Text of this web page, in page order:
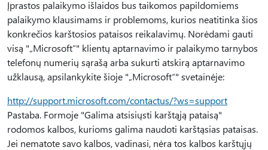
Įprastos palaikymo išlaidos bus taikomos papildomiems
palaikymo klausimams ir problemoms, kurios neatitinka šios
konkrečios karštosios pataisos reikalavimų. Norėdami gauti
visą "„Microsoft“" klientų aptarnavimo ir palaikymo tarnybos
telefonų numerių sąrašą arba sukurti atskirą aptarnavimo
užklausą, apsilankykite šioje "„Microsoft“" svetainėje:
http://support.microsoft.com/contactus/?ws=support
Pastaba. Formoje "Galima atsisiųsti karštąją pataisą"
rodomos kalbos, kurioms galima naudoti karštąsias pataisas.
Jei nematote savo kalbos, vadinasi, nėra tos kalbos karštųjų